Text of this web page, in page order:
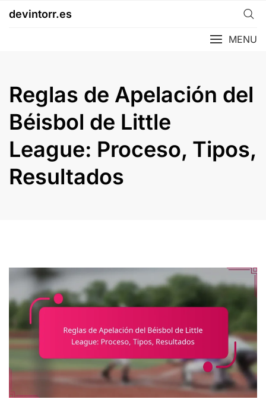
devintorr.es
MENU
Reglas de Apelación del
Béisbol de Little
League: Proceso, Tipos,
Resultados